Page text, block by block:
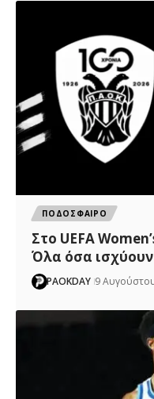
ΠΟΔΟΣΦΑΙΡΟ
Στο UEFA
Όλα όσα ισχύουν
PAOKDAY 9